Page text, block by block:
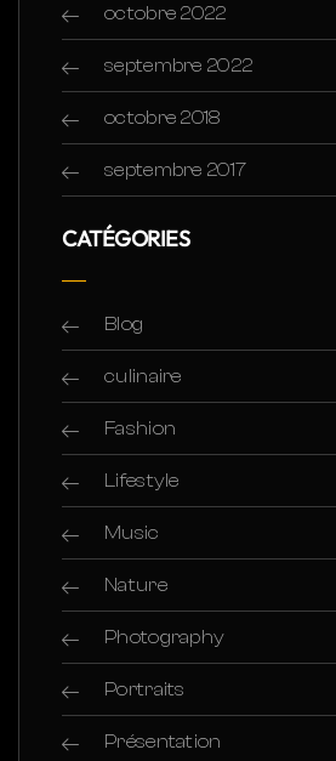
octobre 2022
septembre 2022
octobre 2018
septembre 2017
CATÉGORIES
Blog
culinaire
Fashion
Lifestyle
Music
Nature
Photography
Portraits
Présentation